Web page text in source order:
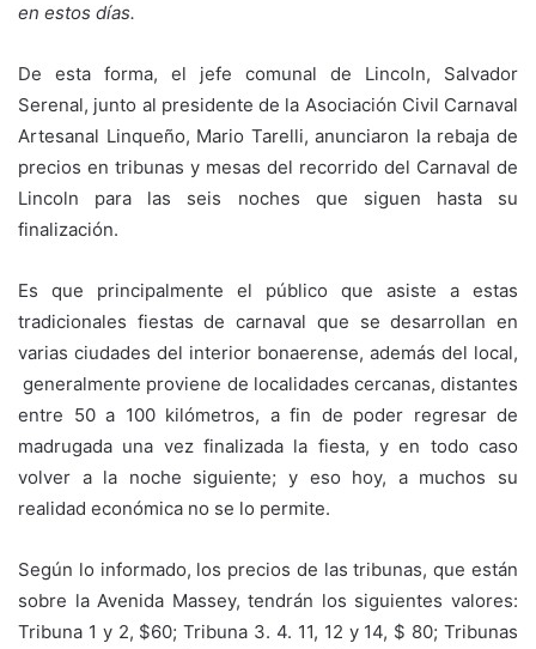
en estos días.
De esta forma, el jefe comunal de Lincoln, Salvador
Serenal, junto al presidente de la Asociación Civil Carnaval
Artesanal Linqueño, Mario Tarelli, anunciaron la rebaja de
precios en tribunas y mesas del recorrido del Carnaval de
Lincoln para las seis noches que siguen hasta su
finalización.
Es que principalmente el público que asiste a estas
tradicionales fiestas de carnaval que se desarrollan en
varias ciudades del interior bonaerense, además del local,
generalmente proviene de localidades cercanas, distantes
entre 50 a 100 kilómetros, a fin de poder regresar de
madrugada una vez finalizada la fiesta, y en todo caso
volver a la noche siguiente; y eso hoy, a muchos su
realidad económica no se lo permite.
Según lo informado, los precios de las tribunas, que están
sobre la Avenida Massey, tendrán los siguientes valores:
Tribuna 1 y 2, $60; Tribuna 3. 4. 11, 12 y 14, $ 80; Tribunas